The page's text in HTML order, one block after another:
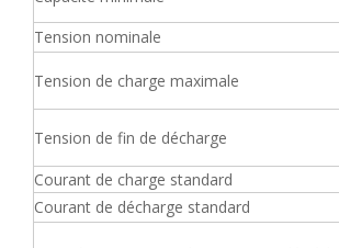
Tension nominale
Tension de charge maximale
Tension de fin de décharge
Courant de charge standard
Courant de décharge standard